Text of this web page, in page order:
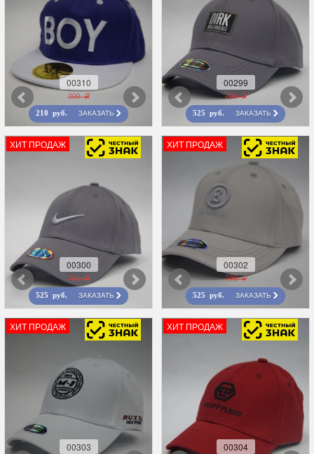
00310
300 r
210 руб. ЗАКАЗАТЬ
00299
700 r
525 руб. ЗАКАЗАТЬ
ХИТ ПРОДАЖ
00300
700 r
525 руб. ЗАКАЗАТЬ
ХИТ ПРОДАЖ
00302
700 r
525 руб. ЗАКАЗАТЬ
ХИТ ПРОДАЖ
00303
ХИТ ПРОДАЖ
00304